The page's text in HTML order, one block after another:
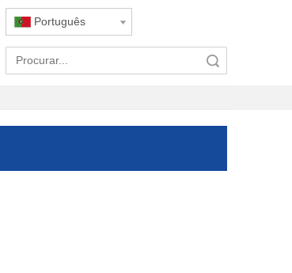
Português